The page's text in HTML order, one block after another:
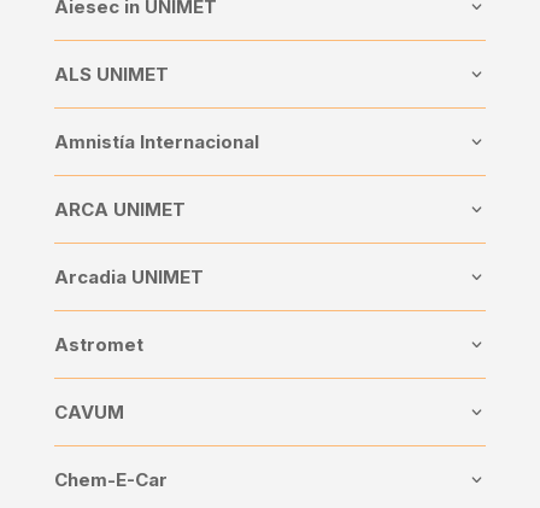
Aiesec in UNIMET
ALS UNIMET
Amnistía Internacional
ARCA UNIMET
Arcadia UNIMET
Astromet
CAVUM
Chem-E-Car